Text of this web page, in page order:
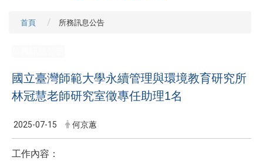
首頁 所務訊息公告
國立臺灣師範大學永續管理與環境教育研究所
林冠慧老師研究室徵專任助理1名
2025-07-15 何京蕙
工作內容：